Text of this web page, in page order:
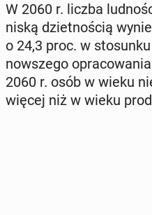
W 2060 r. liczba
niską dziet­no­ścią
o 24,3 proc. w
now­sze­go
2060 r. osób w wieku
więcej niż w wieku